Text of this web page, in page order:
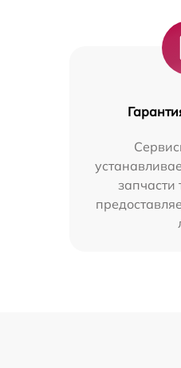
запчасти